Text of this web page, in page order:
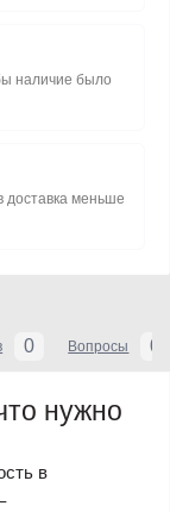
наличие было
доставка меньше
0 Вопросы 0
нужно
в